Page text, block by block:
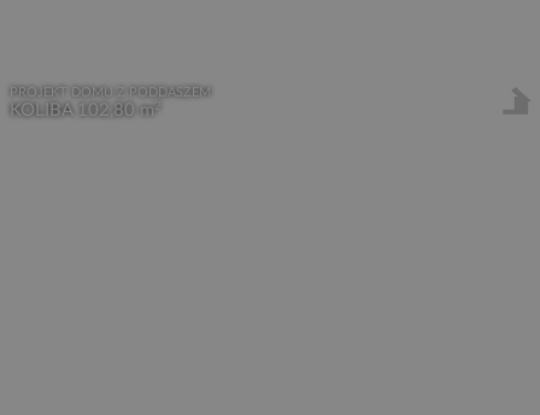
PROJEKT DOMU Z PODDASZEM
KOLIBA 102,80 m 2